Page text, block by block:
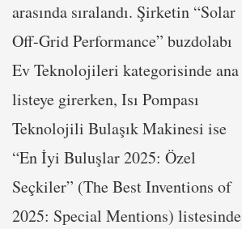
arasında sıralandı. Şirketin “Solar
Off-Grid Performance” buzdolabı
Ev Teknolojileri kategorisinde ana
listeye girerken, Isı Pompası
Teknolojili Bulaşık Makinesi ise
“En İyi Buluşlar 2025: Özel
Seçkiler” (The Best Inventions of
2025: Special Mentions) listesinde